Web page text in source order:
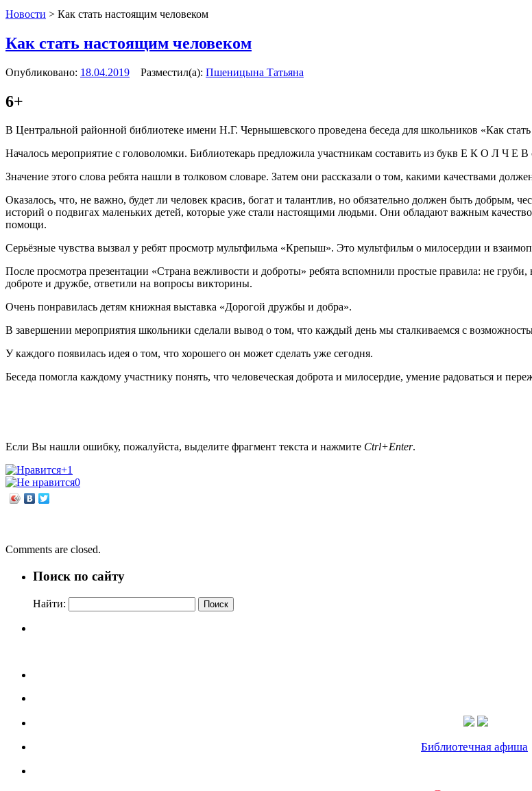
Новости > Как стать настоящим человеком
Как стать настоящим человеком
Опубликовано: 18.04.2019 Разместил(а): Пшеницына Татьяна
6+
В Центральной районной библиотеке имени Н.Г. Чернышевского проведена беседа для школьников «Как
Началось мероприятие с головоломки. Библиотекарь предложила участникам составить из букв Е К О Л Ч Е В
Значение этого слова ребята нашли в толковом словаре. Затем они рассказали о том, какими качествами
Оказалось, что, не важно, будет ли человек красив, богат и талантлив, но обязательно должен быть
историй о подвигах маленьких детей, которые уже стали настоящими людьми. Они обладают важным
помощи.
Серьёзные чувства вызвал у ребят просмотр мультфильма «Крепыш». Это мультфильм о милосердии и
После просмотра презентации «Страна вежливости и доброты» ребята вспомнили простые правила: не
доброте и дружбе, ответили на вопросы викторины.
Очень понравилась детям книжная выставка «Дорогой дружбы и добра».
В завершении мероприятия школьники сделали вывод о том, что каждый день мы сталкиваемся с
У каждого появилась идея о том, что хорошего он может сделать уже сегодня.
Беседа помогла каждому участнику понять, что человеческая доброта и милосердие, умение радоваться и
Если Вы нашли ошибку, пожалуйста, выделите фрагмент текста и нажмите Ctrl+Enter.
+1
0
Comments are closed.
Поиск по сайту
Найти:
Библиотечная афиша